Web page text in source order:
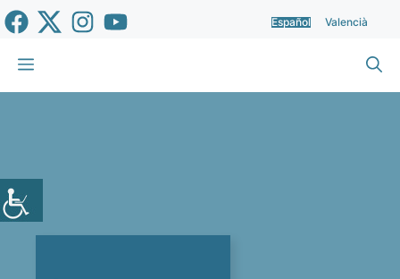
Saltar
al
contenido
Español Valencià
Menú